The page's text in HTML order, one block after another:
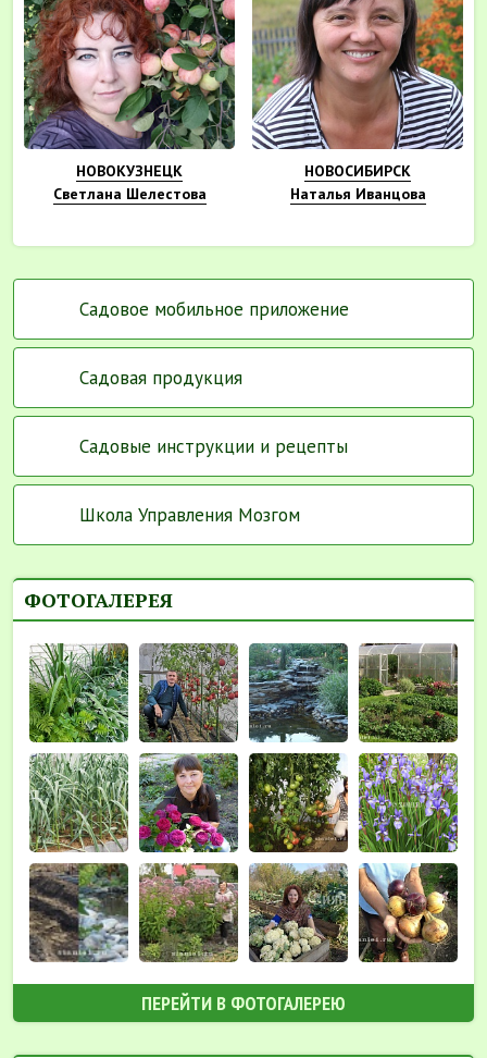
НОВОКУЗНЕЦК
Светлана Шелестова
НОВОСИБИРСК
Наталья Иванцова
Садовое мобильное приложение
Садовая продукция
Садовые инструкции и рецепты
Школа Управления Мозгом
ФОТОГАЛЕРЕЯ
ПЕРЕЙТИ В ФОТОГАЛЕРЕЮ